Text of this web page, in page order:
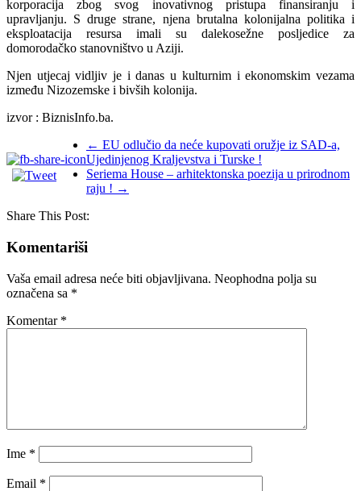
korporacija zbog svog inovativnog pristupa finansiranju i
upravljanju. S druge strane, njena brutalna kolonijalna politika i
eksploatacija resursa imali su dalekosežne posljedice za
domorodačko stanovništvo u Aziji.
Njen utjecaj vidljiv je i danas u kulturnim i ekonomskim vezama
između Nizozemske i bivših kolonija.
izvor : BiznisInfo.ba.
← EU odlučio da neće kupovati oružje iz SAD-a,
Ujedinjenog Kraljevstva i Turske !
Seriema House – arhitektonska poezija u prirodnom
raju ! →
Share This Post:
Komentariši
Vaša email adresa neće biti objavljivana. Neophodna polja su
označena sa *
Komentar *
Ime *
Email *